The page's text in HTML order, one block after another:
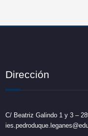
Dirección
C/ Beatriz Galindo 1 y 3 –